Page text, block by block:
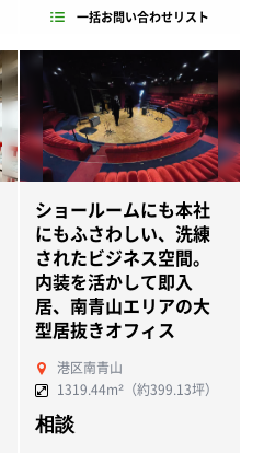
一括お問い合わせリスト
ショールームにも本社
にもふさわしい、洗練
されたビジネス空間。
内装を活かして即入
居、南青山エリアの大
型居抜きオフィス
港区南青山
1319.44m²（約399.13坪）
相談